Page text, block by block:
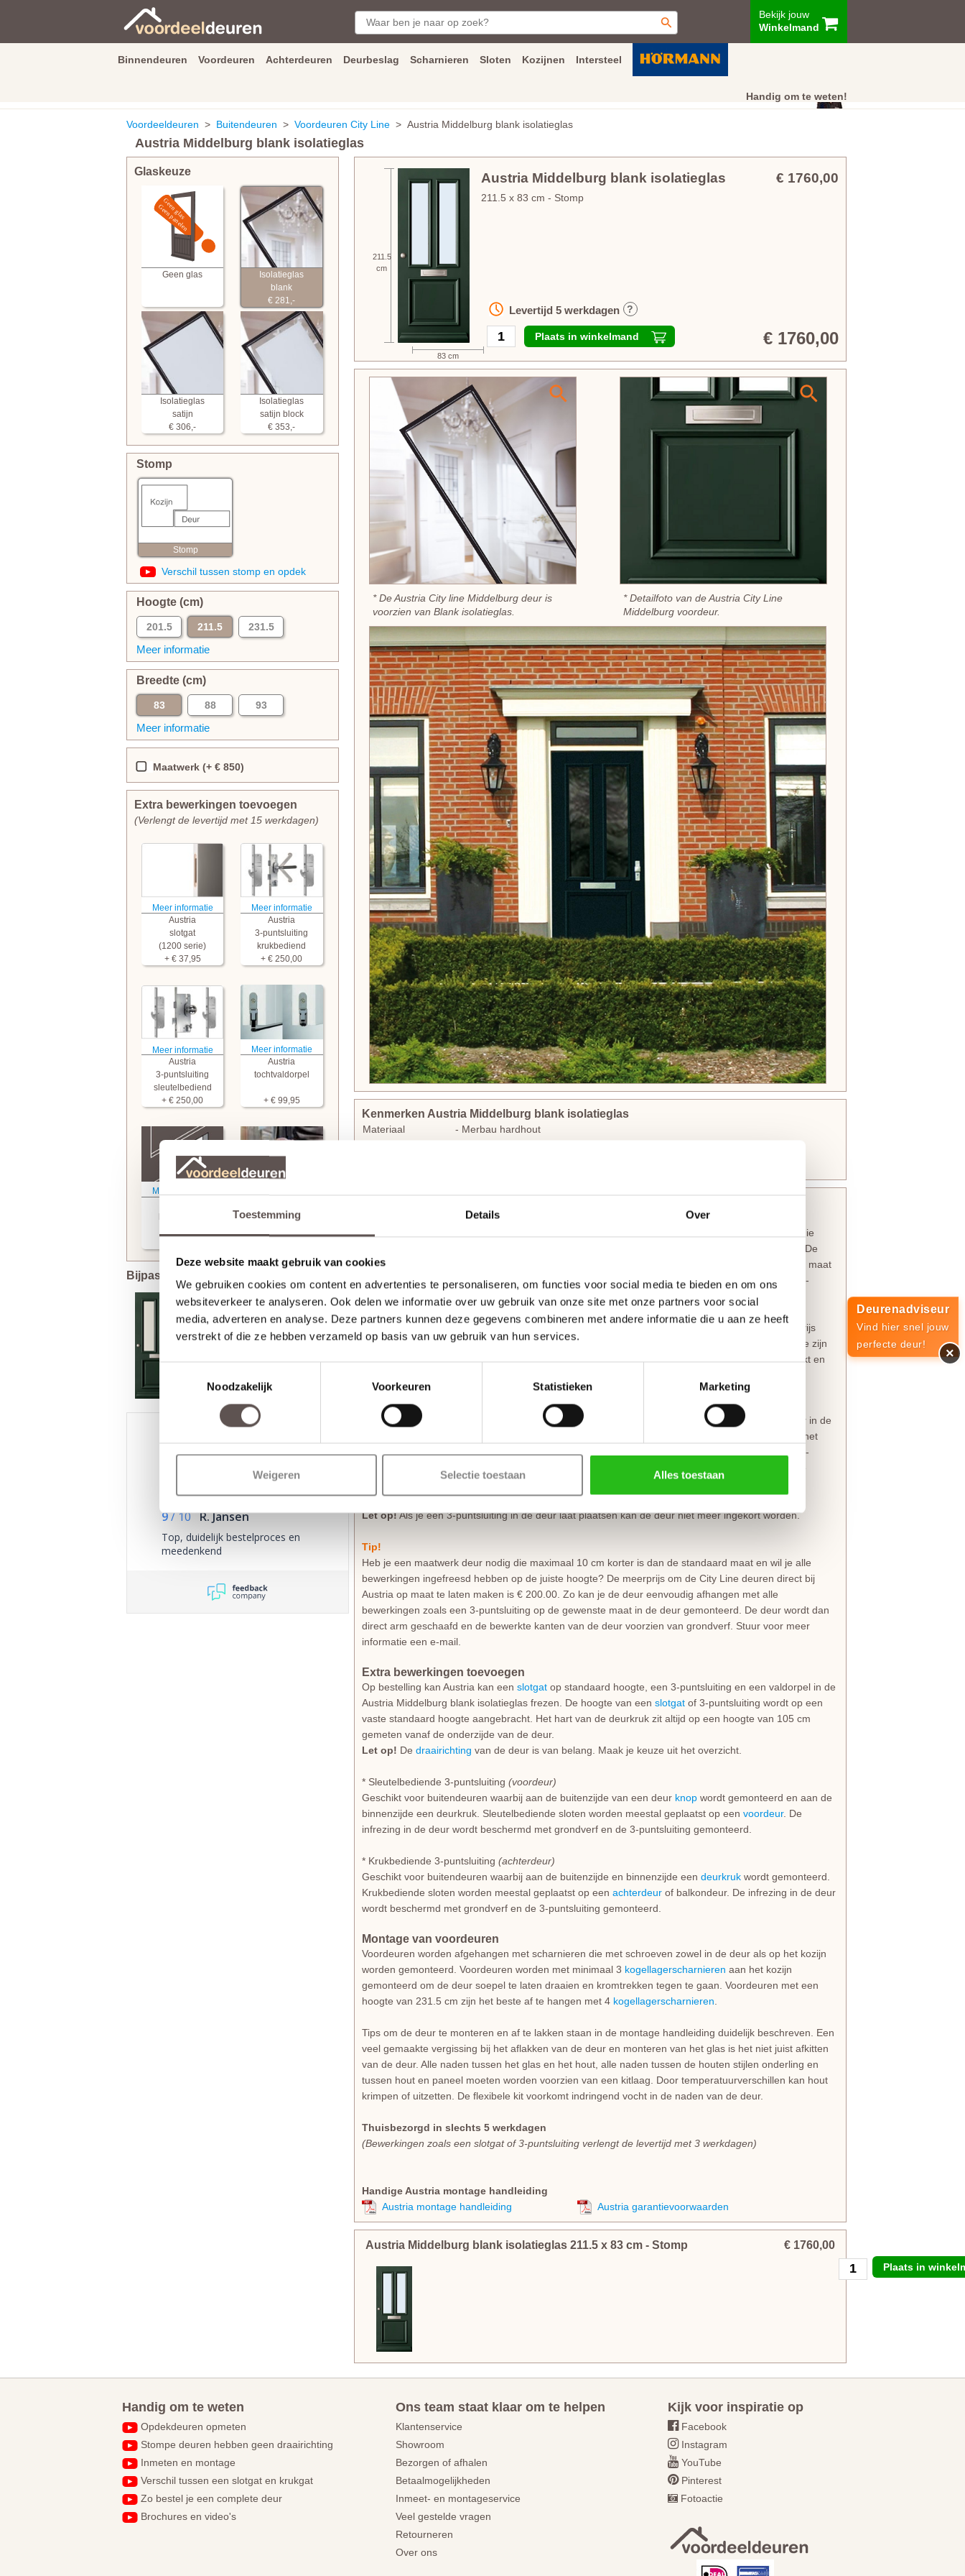
Toestemming Details Over
Deze website maakt gebruik van cookies
We gebruiken cookies om content en advertenties te personaliseren, om functies voor social media te bieden en om ons
websiteverkeer te analyseren. Ook delen we informatie over uw gebruik van onze site met onze partners voor social
media, adverteren en analyse. Deze partners kunnen deze gegevens combineren met andere informatie die u aan ze heeft
verstrekt of die ze hebben verzameld op basis van uw gebruik van hun services.
Noodzakelijk
Voorkeuren Statistieken Marketing
Weigeren Selectie toestaan Alles toestaan
Bekijk jouw
Winkelmand
Binnendeuren Voordeuren Achterdeuren Deurbeslag Scharnieren Sloten Kozijnen Intersteel
Handig om te weten!
Klantenservice
Voordeeldeuren > Buitendeuren > Voordeuren City Line > Austria Middelburg blank isolatieglas
Austria Middelburg blank isolatieglas
Glaskeuze
Geen glas
Isolatieglas
blank
€ 281,-
Isolatieglas
satijn
€ 306,-
Isolatieglas
satijn block
€ 353,-
Stomp
Stomp
Verschil tussen stomp en opdek
Hoogte (cm)
201.5 211.5
231.5
Meer informatie
Breedte (cm)
83 88
93
Meer informatie
Maatwerk (+ € 850)
Extra bewerkingen toevoegen
(Verlengt de levertijd met 15 werkdagen)
Meer informatie
Austria
slotgat
(1200 serie)
+ € 37,95
Meer informatie
Austria
3-puntsluiting
krukbediend
+ € 250,00
Meer informatie
Austria
3-puntsluiting
sleutelbediend
+ € 250,00
Meer informatie
Austria
tochtvaldorpel
+ € 99,95
Meer informatie
glasmontage
Bijpassende Austria deuren
2.590 reviews
9/10 R. Jansen
Top, duidelijk bestelproces en
meedenkend
211.5
cm
Austria Middelburg blank isolatieglas € 1760,00
211.5 x 83 cm - Stomp
Plaats in winkelmand
Levertijd 5werkdagen ?
€ 1760,00
83 cm
* De Austria City line Middelburg deur is
voorzien van Blank isolatieglas.
* Detailfoto van de Austria City Line
Middelburg voordeur.
Kenmerken Austria Middelburg blank isolatieglas
Materiaal
- Merbau hardhout
Buitendeuren met karakteristieke uitstraling
De Austria Middelburg blank isolatieglas voordeur is voorzien van rijke profielen en facetpanelen die
collectie.De
deurstijlen uit de Austria City Line collectie zijn extra breed uitgevoerd
om eenvoudig op maat
gemaakt te kunnen worden en voldoende ruimte over te houden voor het plaatsen van veiligheids-
deurbeslag en sloten.
Austria Middelburg blank isolatieglas voordeuren zijn 40 mm dik en volledig voorbehandeld met grijs
dekkende grondverf(120mu ) wat het aflakken van de deur vereenvoudigd om optimaal bestand te zijn
tegen het grillige Nederlandse klimaat. De Austria Middelburg blank isolatieglas wordt goed verpakt en
Zelf passend maken of op maat bestellen
Austria Middelburg blank isolatieglas voordeuren van 88.0 of breder kun je maximaal 5 centimeter in de
breedte inkorten. Deuren van 211.5 of hoger kun je maximaal 10 cm in de lengte inkorten. Let bij het
inkorten van de deur op de hoogte van het krukgat en eventuele andere bewerkingen zoals een 3-
Let op!Als je een 3-puntsluiting in de deur laat plaatsen kan de deur niet meer ingekort worden.
Tip!
Heb je een maatwerk deur nodig die maximaal 10 cm korter is dan de standaard maat en wil je alle
bewerkingen ingefreesd hebben op de juiste hoogte? De meerprijs om de City Line deuren direct bij
Austria op maat te laten maken is € 200.00. Zo kan je de deur eenvoudig afhangen met alle
bewerkingen zoals een 3-puntsluiting op de gewenste maat in de deur gemonteerd. De deur wordt dan
direct arm geschaafd en de bewerkte kanten van de deur voorzien van grondverf. Stuur voor meer
informatie een e-mail.
Extra bewerkingen toevoegen
Op bestelling kan Austria kan een slotgat op standaard hoogte, een 3-puntsluiting en een valdorpel in de
Austria Middelburg blank isolatieglas frezen. De hoogte van een slotgat of 3-puntsluiting wordt op een
vaste standaard hoogte aangebracht. Het hart van de deurkruk zit altijd op een hoogte van 105 cm
gemeten vanaf de onderzijde van de deur.
Let op! De draairichting van de deur is van belang. Maak je keuze uit het overzicht.
* Sleutelbediende 3-puntsluiting (voordeur)
Geschikt voor buitendeuren waarbij aan de buitenzijde van een deur knop wordt gemonteerd en aan de
binnenzijde een deurkruk. Sleutelbediende sloten worden meestal geplaatst op een voordeur. De
infrezing in de deur wordt beschermd met grondverf en de 3-puntsluiting gemonteerd.
* Krukbediende 3-puntsluiting (achterdeur)
Geschikt voor buitendeuren waarbij aan de buitenzijde en binnenzijde een deurkruk wordt gemonteerd.
Krukbediende sloten worden meestal geplaatst op een achterdeur of balkondeur. De infrezing in de deur
wordt beschermd met grondverf en de 3-puntsluiting gemonteerd.
Montage van voordeuren
Voordeuren worden afgehangen met scharnieren die met schroeven zowel in de deur als op het kozijn
worden gemonteerd. Voordeuren worden met minimaal 3 kogellagerscharnieren aan het kozijn
gemonteerd om de deur soepel te laten draaien en kromtrekken tegen te gaan. Voordeuren met een
hoogte van 231.5 cm zijn het beste af te hangen met 4 kogellagerscharnieren
Tips om de deur te monteren en af te lakken staan in de montage handleiding duidelijk beschreven. Een
veel gemaakte vergissing bij het aflakken van de deur en monteren van het glas is het niet juist afkitten
van de deur. Alle naden tussen het glas en het hout, alle naden tussen de houten stijlen onderling en
tussen hout en paneel moeten worden voorzien van een kitlaag. Door temperatuurverschillen kan hout
krimpen of uitzetten. De flexibele kit voorkomt indringend vocht in de naden van de deur.
Thuisbezorgd in slechts 5 werkdagen
(Bewerkingen zoals een slotgat of 3-puntsluiting verlengt de levertijd met 3 werkdagen)
Handige Austria montage handleiding
Austria montage handleiding
Austria garantievoorwaarden
Austria Middelburg blank isolatieglas 211.5 x 83 cm - Stomp € 1760,00
Plaats in
Handig om te weten
Opdekdeuren opmeten
Stompe deuren hebben geen draairichting
Inmeten en montage
Verschil tussen een slotgat en krukgat
Zo bestel je een complete deur
Brochures en video's
Ons team staat klaar om te helpen
Klantenservice
Showroom
Bezorgen of afhalen
Betaalmogelijkheden
Inmeet- en montageservice
Veel gestelde vragen
Retourneren
Over ons
Kijk voor inspiratie op
Facebook
Instagram
YouTube
Pinterest
Fotoactie
Deurenadviseur
Vind hier snel jouw
perfecte deur!
×